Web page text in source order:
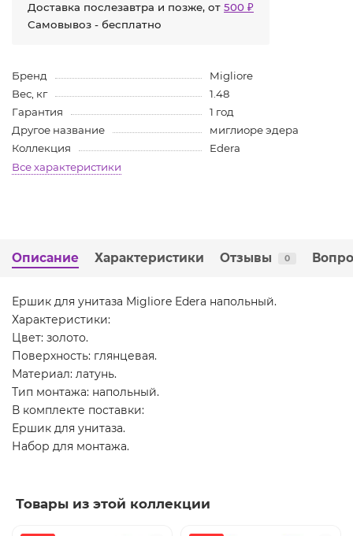
Доставка послезавтра и позже, от 500 ₽
Самовывоз - бесплатно
Бренд
Migliore
Вес, кг
1.48
Гарантия
1 год
Другое название
миглиоре эдера
Коллекция
Edera
Все характеристики
Описание Характеристики Отзывы 0
Ершик для унитаза Migliore Edera напольный.
Характеристики:
Цвет: золото.
Поверхность: глянцевая.
Материал: латунь.
Тип монтажа: напольный.
В комплекте поставки:
Ершик для унитаза.
Набор для монтажа.
Товары из этой коллекции